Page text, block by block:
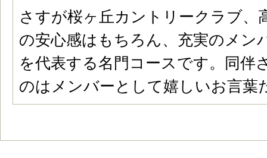
さすが桜ヶ丘カントリークラブ、
の安心感はもちろん、充実のメン
を代表する名門コースです。同伴
のはメンバーとして嬉しいお言葉